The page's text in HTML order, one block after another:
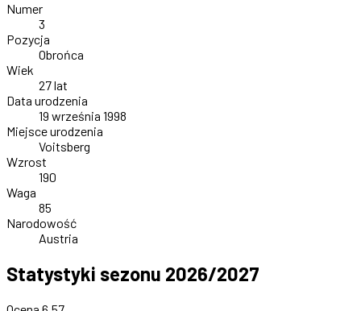
Numer
3
Pozycja
Obrońca
Wiek
27 lat
Data urodzenia
19 września 1998
Miejsce urodzenia
Voitsberg
Wzrost
190
Waga
85
Narodowość
Austria
Statystyki sezonu 2026/2027